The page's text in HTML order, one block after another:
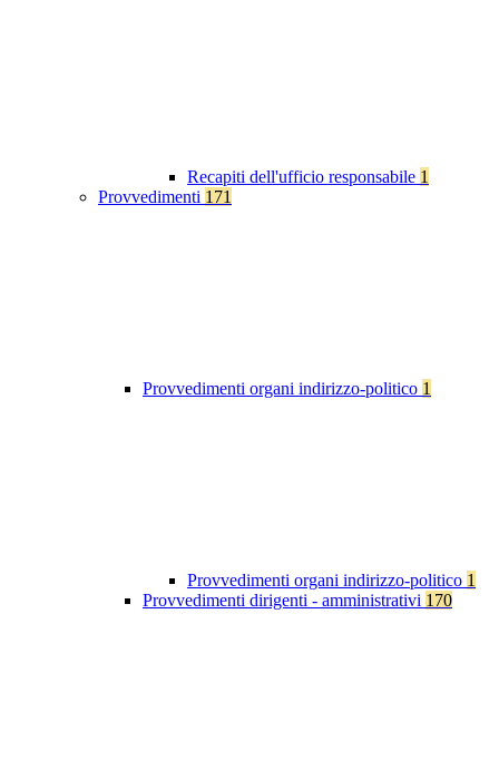
Recapiti dell'ufficio responsabile 1
Provvedimenti 171
Provvedimenti organi indirizzo-politico 1
Provvedimenti organi indirizzo-politico 1
Provvedimenti dirigenti - amministrativi 170